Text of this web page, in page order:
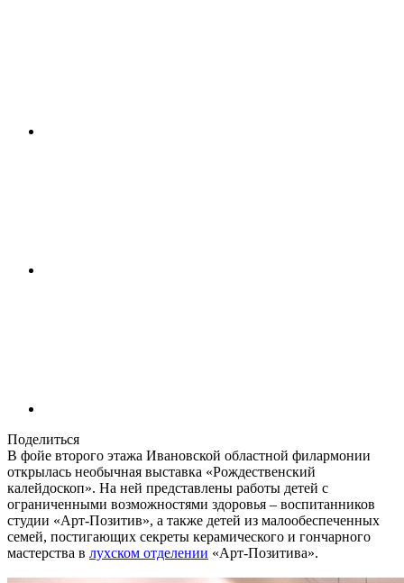
Поделиться
В фойе второго этажа Ивановской областной филармонии
открылась необычная выставка «Рождественский
калейдоскоп». На ней представлены работы детей с
ограниченными возможностями здоровья – воспитанников
студии «Арт-Позитив», а также детей из малообеспеченных
семей, постигающих секреты керамического и гончарного
мастерства в лухском отделении «Арт-Позитива».